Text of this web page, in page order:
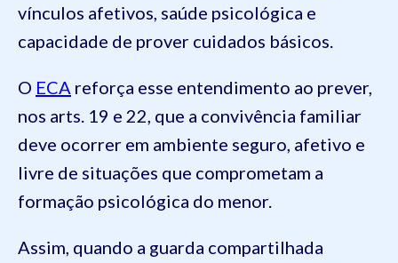
vínculos afetivos, saúde psicológica e
capacidade de prover cuidados básicos.
O ECA reforça esse entendimento ao prever,
nos arts. 19 e 22, que a convivência familiar
deve ocorrer em ambiente seguro, afetivo e
livre de situações que comprometam a
formação psicológica do menor.
Assim, quando a guarda compartilhada